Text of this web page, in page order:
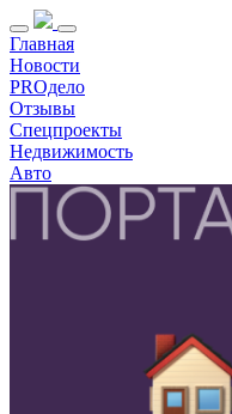
Главная
Новости
PROдело
Отзывы
Спецпроекты
Недвижимость
Авто